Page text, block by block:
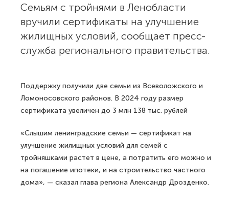
Семьям с тройнями в Ленобласти
вручили сертификаты на улучшение
жилищных условий, сообщает пресс-
служба регионального правительства.
Поддержку получили две семьи из Всеволожского и
Ломоносовского районов. В 2024 году размер
сертификата увеличен до 3 млн 138 тыс. рублей
«Слышим ленинградские семьи — сертификат на
улучшение жилищных условий для семей с
тройняшками растет в цене, а потратить его можно и
на погашение ипотеки, и на строительство частного
дома», — сказал глава региона Александр Дрозденко.